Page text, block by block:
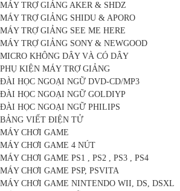
MÁY TRỢ GIẢNG AKER & SHDZ
MÁY TRỢ GIẢNG SHIDU & APORO
MÁY TRỢ GIẢNG SEE ME HERE
MÁY TRỢ GIẢNG SONY & NEWGOOD
MICRO KHÔNG DÂY VÀ CÓ DÂY
PHỤ KIỆN MÁY TRỢ GIẢNG
ĐÀI HỌC NGOẠI NGỮ DVD-CD/MP3
ĐÀI HỌC NGOẠI NGỮ GOLDIYP
ĐÀI HỌC NGOẠI NGỮ PHILIPS
BẢNG VIẾT ĐIỆN TỬ
MÁY CHƠI GAME
MÁY CHƠI GAME 4 NÚT
MÁY CHƠI GAME PS1 , PS2 , PS3 , PS4
MÁY CHƠI GAME PSP, PSVITA
MÁY CHƠI GAME NINTENDO WII, DS, DSXL